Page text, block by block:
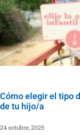
Cómo elegir el tipo
de tu hijo/a
24 octubre, 2025